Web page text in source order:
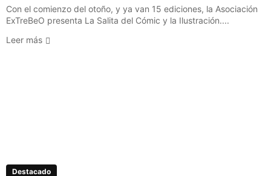
Con el comienzo del otoño, y ya van 15 ediciones, la Asociación
ExTreBeO presenta La Salita del Cómic y la Ilustración....
Leer más
Destacado